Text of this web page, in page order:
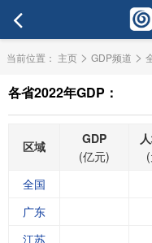
当前位置： 主页 > GDP频道 >
各省2022年GDP：
区域
GDP
(亿元)
全国
广东
江苏